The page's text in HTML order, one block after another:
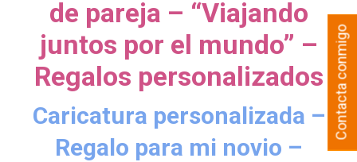
de pareja – “Viajando
juntos por el mundo” –
Regalos personalizados
Caricatura personalizada –
Regalo para mi novio –
Contacta conmigo